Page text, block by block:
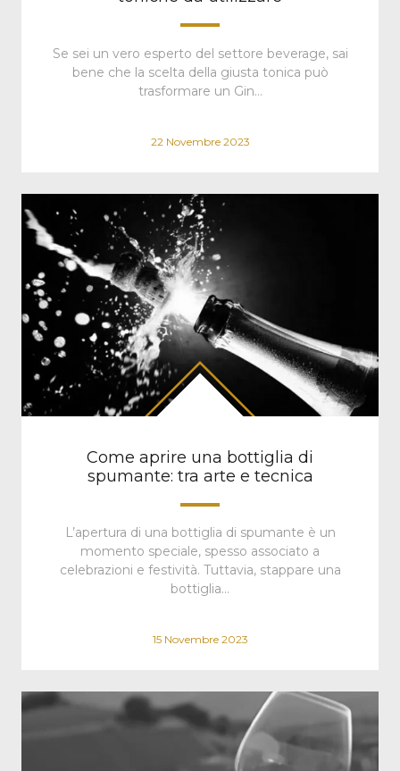
Se sei un vero esperto del settore beverage, sai
bene che la scelta della giusta tonica può
trasformare un Gin…
22 Novembre 2023
Come aprire una bottiglia di
spumante: tra arte e tecnica
L’apertura di una bottiglia di spumante è un
momento speciale, spesso associato a
celebrazioni e festività. Tuttavia, stappare una
bottiglia…
15 Novembre 2023